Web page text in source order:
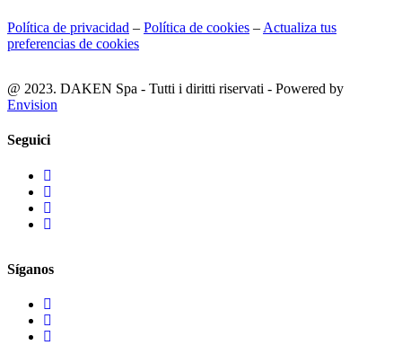
Política de privacidad – Política de cookies – Actualiza tus
preferencias de cookies
@ 2023. DAKEN Spa - Tutti i diritti riservati - Powered by
Envision
Seguici
Síganos